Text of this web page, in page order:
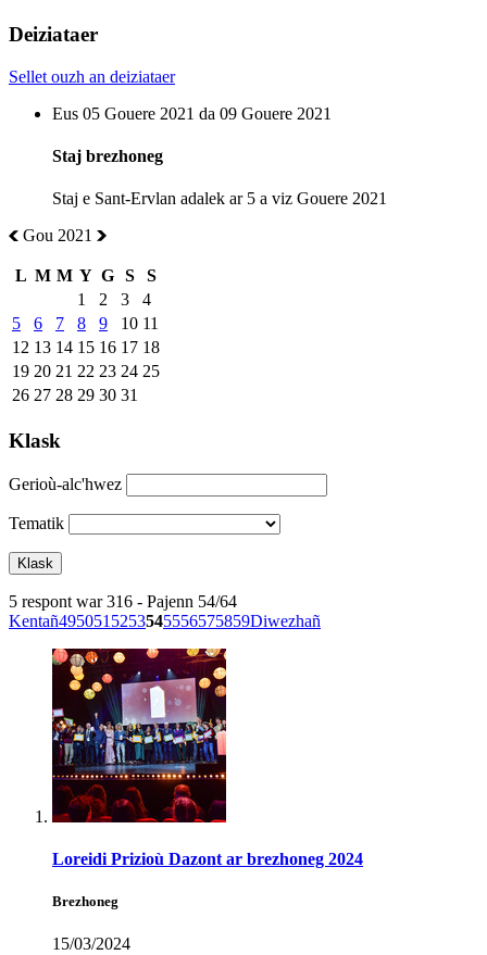
Deiziataer
Sellet ouzh an deiziataer
Eus 05 Gouere 2021 da 09 Gouere 2021
Staj brezhoneg
Staj e Sant-Ervlan adalek ar 5 a viz Gouere 2021
Gou 2021
L M M Y G S
S
1
2 3
4
5
6 7 8 9 10 11
12 13 14 15 16 17 18
19 20 21 22 23 24 25
26 27 28 29 30 31
Klask
Gerioù-alc'hwez
Tematik
5 respont war 316 - Pajenn 54/64
Kentañ495051 5253545556575859Diwezhañ
Loreidi Prizioù Dazont ar brezhoneg 2024
Brezhoneg
15/03/2024